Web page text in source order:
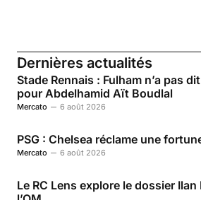
Dernières actualités
Stade Rennais : Fulham n’a pas
pour Abdelhamid Aït Boudlal
Mercato 6 août 2026
PSG : Chelsea réclame une
Mercato 6 août 2026
Le RC Lens explore le dossier